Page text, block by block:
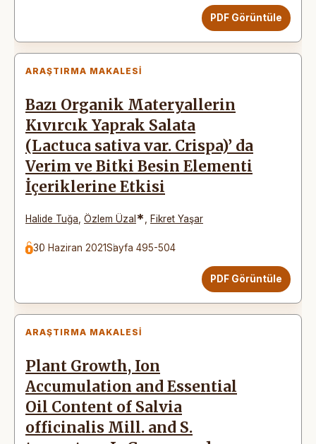
PDF Görüntüle
ARAŞTIRMA MAKALESI
Bazı Organik Materyallerin
Kıvırcık Yaprak Salata
(Lactuca sativa var. Crispa)’ da
Verim ve Bitki Besin Elementi
İçeriklerine Etkisi
Halide Tuğa Özlem Üzal * Fikret Yaşar
30 Haziran 2021Sayfa 495-504
PDF Görüntüle
ARAŞTIRMA MAKALESI
Plant Growth, Ion
Accumulation and Essential
Oil Content of Salvia
officinalis Mill. and S.